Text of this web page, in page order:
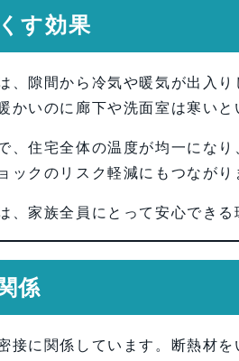
す効果
、隙間から冷気や暖気が出入
かいのに廊下や洗面室は寒いと
、住宅全体の温度が均一にな
ックのリスク軽減にもつながり
、家族全員にとって安心できる
係
接に関係しています。断熱材